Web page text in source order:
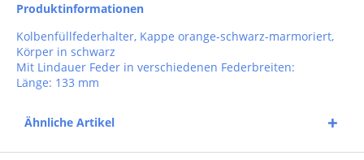
Produktinformationen
Kolbenfüllfederhalter, Kappe orange-schwarz-marmoriert,
Körper in schwarz
Mit Lindauer Feder in verschiedenen Federbreiten:
Länge: 133 mm
Ähnliche Artikel